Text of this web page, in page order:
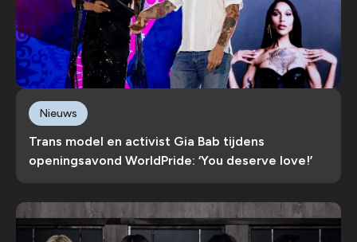
Trans model en activist Gia Bab tijdens
openingsavond WorldPride: ‘You deserve love!’
Nieuws